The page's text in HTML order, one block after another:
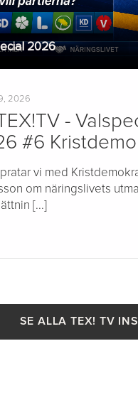
2026
2026
-
#6
pratar vi med
om näringslivets
[...]
SE ALLA TEX! TV